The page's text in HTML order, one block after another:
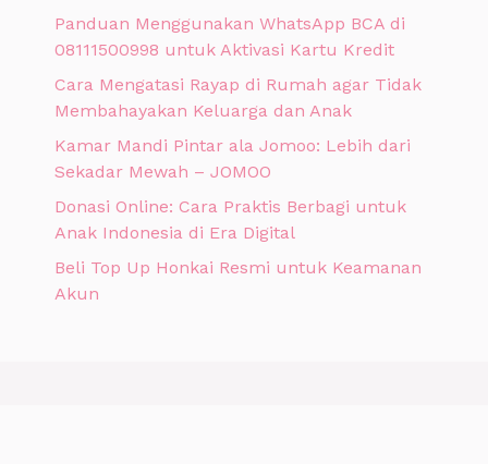
Panduan Menggunakan WhatsApp BCA di
08111500998 untuk Aktivasi Kartu Kredit
Cara Mengatasi Rayap di Rumah agar Tidak
Membahayakan Keluarga dan Anak
Kamar Mandi Pintar ala Jomoo: Lebih dari
Sekadar Mewah – JOMOO
Donasi Online: Cara Praktis Berbagi untuk
Anak Indonesia di Era Digital
Beli Top Up Honkai Resmi untuk Keamanan
Akun